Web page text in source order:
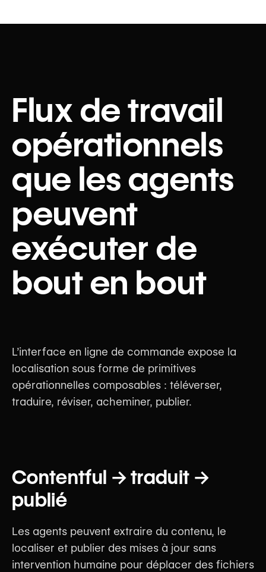
Flux de travail
opérationnels
que les agents
peuvent
exécuter de
bout en bout
L’interface en ligne de commande expose la
localisation sous forme de primitives
opérationnelles composables : téléverser,
traduire, réviser, acheminer, publier.
Contentful → traduit →
publié
Les agents peuvent extraire du contenu, le
localiser et publier des mises à jour sans
intervention humaine pour déplacer des fichiers